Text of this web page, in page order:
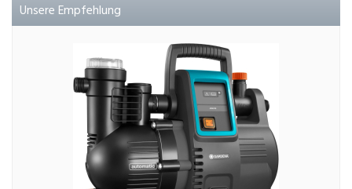
Unsere Empfehlung